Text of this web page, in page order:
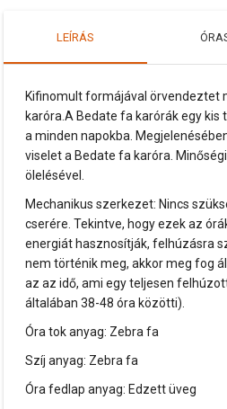
LEÍRÁS
Kifinomult formájával örvendeztet
karóra.A Bedate fa karórák egy
a minden napokba.
viselet a Bedate fa karóra.
ölelésével.
Mechanikus szerkezet: Nincs
cserére. Tekintve, hogy ezek az
energiát hasznosítják, felhúzásra
nem történik meg, akkor meg fog
az az idő, ami egy teljesen
általában 38-48 óra közötti).
Óra tok anyag: Zebra fa
Szíj anyag: Zebra fa
Óra fedlap anyag: Edzett üveg